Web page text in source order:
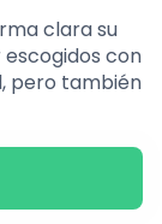
clara su
con
pero también